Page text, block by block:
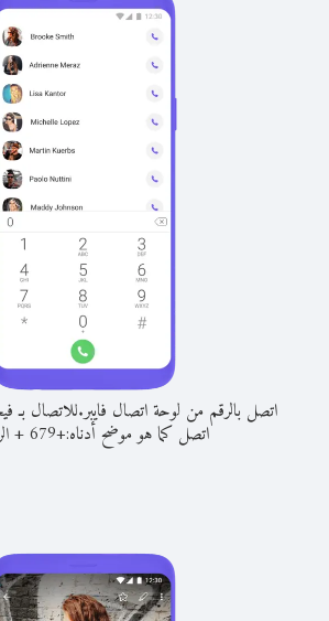
اتصل بالرقم من لوحة اتصال فايبر.للاتصال بـ
اتصل كما هو موضح أدناه:+
679
+